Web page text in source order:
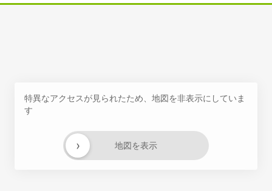
特異なアクセスが見られたため、地図を非表示にしていま
す
地図を表示
›